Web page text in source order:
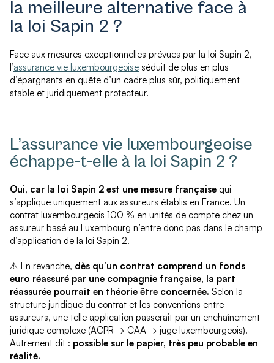
la meilleure alternative face à
la loi Sapin 2 ?
Face aux mesures exceptionnelles prévues par la loi Sapin 2,
l’assurance vie luxembourgeoise séduit de plus en plus
d’épargnants en quête d’un cadre plus sûr, politiquement
stable et juridiquement protecteur.
L’assurance vie luxembourgeoise
échappe-t-elle à la loi Sapin 2 ?
Oui, car la loi Sapin 2 est une mesure française qui
s’applique uniquement aux assureurs établis en France. Un
contrat luxembourgeois 100 % en unités de compte chez un
assureur basé au Luxembourg n’entre donc pas dans le champ
d’application de la loi Sapin 2.
⚠️ En revanche, dès qu’un contrat comprend un fonds
euro réassuré par une compagnie française, la part
réassurée pourrait en théorie être concernée. Selon la
structure juridique du contrat et les conventions entre
assureurs, une telle application passerait par un enchaînement
juridique complexe (ACPR → CAA → juge luxembourgeois).
Autrement dit : possible sur le papier, très peu probable en
réalité.